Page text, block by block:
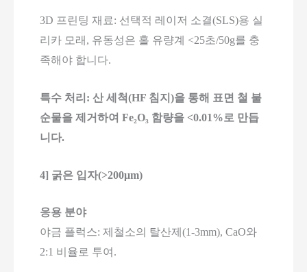
3D 프린팅 재료: 선택적 레이저 소결(SLS)용 실
리카 모래, 유동성은 홀 유량계 <25초/50g를 충
족해야 합니다.
특수 처리: 산 세척(HF 침지)을 통해 표면 철 불
순물을 제거하여 Fe₂O₃ 함량을 <0.01%로 만듭
니다.
4] 굵은 입자(>200μm)
응용 분야
야금 플럭스: 제철소의 탈산제(1-3mm), CaO와
2:1 비율로 투여.